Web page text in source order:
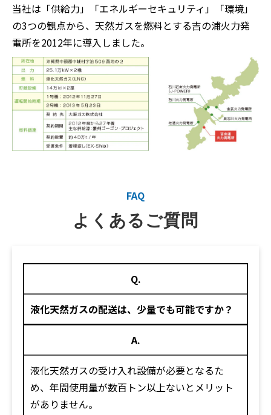
当社は「供給力」「エネルギーセキュリティ」「環境」
の3つの観点から、天然ガスを燃料とする吉の浦火力発
電所を2012年に導入しました。
FAQ
よくあるご質問
Q.
液化天然ガスの配送は、少量でも可能ですか？
A.
液化天然ガスの受け入れ設備が必要となるた
め、年間使用量が数百トン以上ないとメリット
がありません。